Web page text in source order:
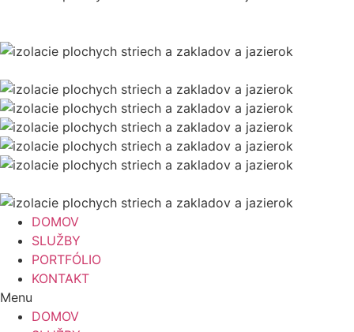
DOMOV
SLUŽBY
PORTFÓLIO
KONTAKT
Menu
DOMOV